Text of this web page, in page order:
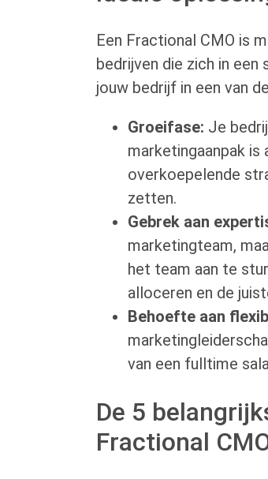
Een Fractional CMO is
bedrijven die zich in
jouw bedrijf in een van
Groeifase: Je
marketingaanpak is
overkoepelende
zetten.
Gebrek aan
marketingteam,
het team aan te
alloceren en de
Behoefte aan
van een fulltime
De 5
Fractional